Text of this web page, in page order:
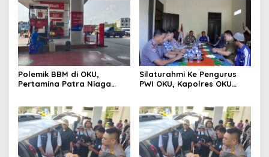
Ke Polda Sumsel
Polemik BBM di OKU,
Pertamina Patra Niaga
BBM Subsidi dan Perkuat
Pengawasan di Kabupaten
Ogan Komering Ulu
Silaturahmi Ke Pengurus
PWI OKU, Kapolres OKU